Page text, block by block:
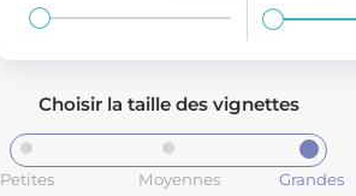
Choisir la taille des vignettes
Petites Moyennes Grandes